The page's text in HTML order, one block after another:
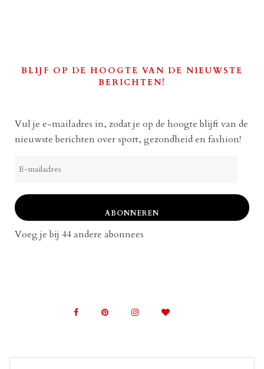
BLIJF OP DE HOOGTE VAN DE NIEUWSTE
BERICHTEN!
Vul je e-mailadres in, zodat je op de hoogte blijft van de
nieuwste berichten over sport, gezondheid en fashion!
mailadres
ABONNEREN
Voeg je bij 44 andere abonnees